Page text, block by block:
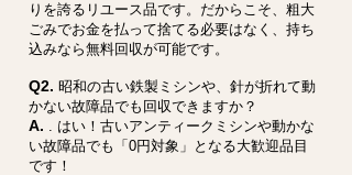
りを誇るリユース品です。だからこそ、粗大
ごみでお金を払って捨てる必要はなく、持ち
込みなら無料回収が可能です。
Q2. 昭和の古い鉄製ミシンや、針が折れて動
かない故障品でも回収できますか？
A. . はい！古いアンティークミシンや動かな
い故障品でも「0円対象」となる大歓迎品目
です！